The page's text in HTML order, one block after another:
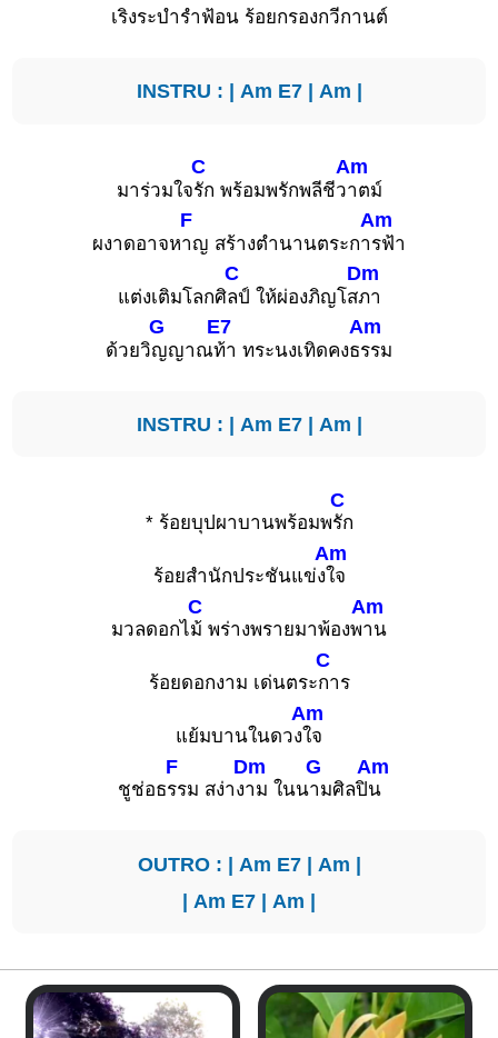
เริงระบำรำฟ้อน ร้อยกรองกวีกานต์
INSTRU : | Am E7| Am |
มาร่วมใจ
C
รัก พร้อมพรักพลีชีว
Am
าตม์
ผงาดอาจห
F
าญ สร้างตำนานตระกา
Am
รฟ้า
แต่งเติมโลกศิ
C
ลป์ ให้ผ่องภิญโส
Dm
ภา
ด้วยวิ
G
ญญาณ
E7
ท้า ทระนงเทิดคงธ
Am
รรม
INSTRU : | Am E7| Am |
* ร้อยบุปผาบานพร้อมพ
C
รัก
ร้อยสำนักประชันแข่ง
Am
ใจ
มวลดอกไ
C
ม้ พร่างพรายมาพ้องพ
Am
าน
ร้อยดอกงาม เด่นตระ
C
การ
แย้มบานในดวง
Am
ใจ
ชูช่อธ
F
รรม สง่าง
Dm
าม ในน
G
ามศิลปิ
Am
น
OUTRO : | Am E7| Am |
| Am E7 | Am |